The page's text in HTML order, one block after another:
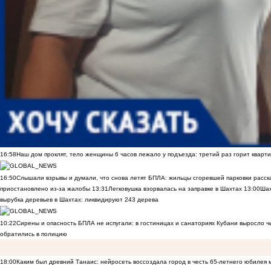
16:58Наш дом проклят, тело женщины 6 часов лежало у подъезда: третий раз горит
16:50Слышали взрывы и думали, что снова летят БПЛА: жильцы сгоревшей парковки
приостановлено из-за жалобы 13:31 Легковушка взорвалась на заправке в Шахтах 13:00
вырубка деревьев в Шахтах: ликвидируют 243 дерева
10:22Сирены и опасность БПЛА не испугали: в гостиницах и санаториях Кубани выросло
обратились в полицию
18:00Каким был древний Танаис: нейросеть воссоздала город в честь 65-летнего юбилея